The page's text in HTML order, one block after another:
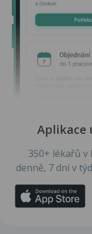
Aplikace
350+ lékařů v
denně, 7 dní v